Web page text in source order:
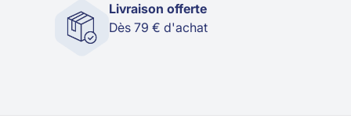
Livraison offerte
Dès 79 € d'achat